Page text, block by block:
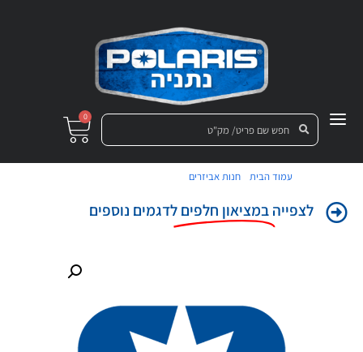
0
עמוד הבית /חנות אביזרים
לצפייהבמציאון חלפים לדגמים נוספים